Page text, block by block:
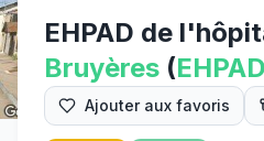
EHPAD de
Bruyères (EHPAD
Ajouter aux favoris